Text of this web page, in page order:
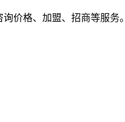
价格、加盟、招商等服务。